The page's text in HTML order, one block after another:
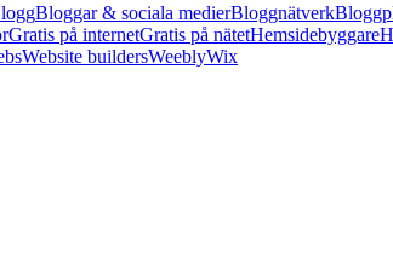
Bloggar & sociala medierBloggnätverk
Gratis på internetGratis på nätetHemsidebyggare
Website buildersWeeblyWix